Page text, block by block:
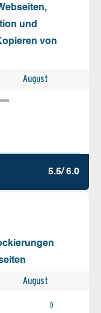
und
von
August
5.5/ 6.0
August
0